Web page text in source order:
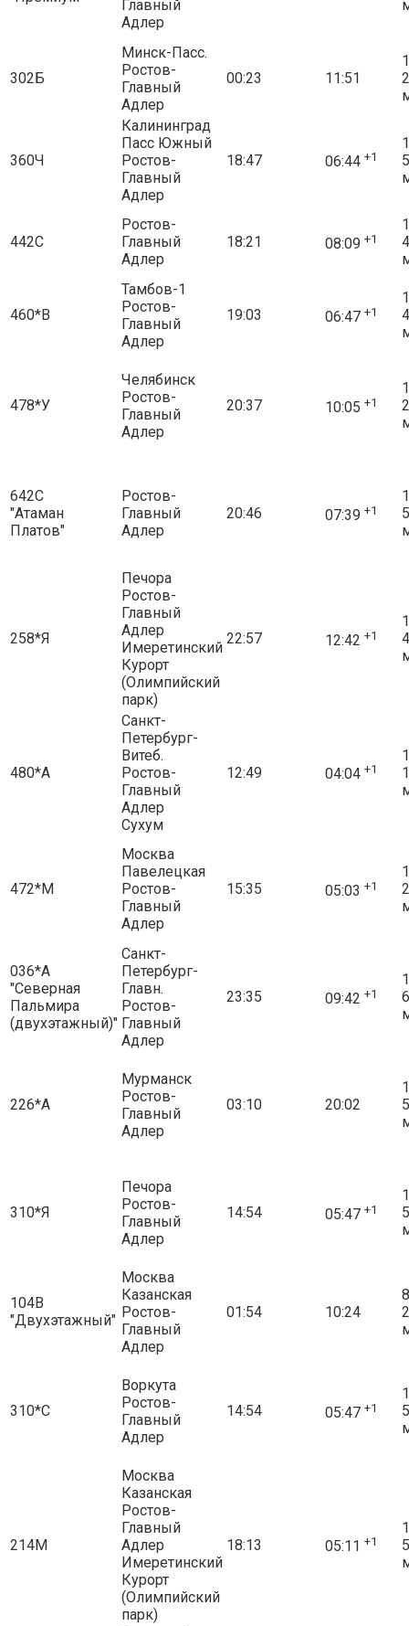
Главный
Адлер
302Б
Минск-Пасс.
Ростов-
Главный
Адлер
00:23 11:51
360Ч
Калининград
Пасс Южный
Ростов-
Главный
Адлер
18:47 06:44 +1
442С
Ростов-
Главный
Адлер
18:21 08:09 +1
460*В
Тамбов-1
Ростов-
Главный
Адлер
19:03 06:47 +1
478*У
Челябинск
Ростов-
Главный
Адлер
20:37 10:05 +1
642С
"Атаман
Платов"
Ростов-
Главный
Адлер
20:46 07:39 +1
258*Я
Печора
Ростов-
Главный
Адлер
Имеретинский
Курорт
(Олимпийский
парк)
22:57 12:42 +1
480*А
Санкт-
Петербург-
Витеб.
Ростов-
Главный
Адлер
Сухум
12:49 04:04 +1
472*М
Москва
Павелецкая
Ростов-
Главный
Адлер
15:35 05:03 +1
036*А
"Северная
Пальмира
(двухэтажный)"
Санкт-
Петербург-
Главн.
Ростов-
Главный
Адлер
23:35 09:42 +1
6
226*А
Мурманск
Ростов-
Главный
Адлер
03:10 20:02
310*Я
Печора
Ростов-
Главный
Адлер
14:54 05:47 +1
104В
"Двухэтажный"
Москва
Казанская
Ростов-
Главный
Адлер
01:54 10:24
310*С
Воркута
Ростов-
Главный
Адлер
14:54 05:47 +1
214М
Москва
Казанская
Ростов-
Главный
Адлер
Имеретинский
Курорт
(Олимпийский
парк)
18:13 05:11 +1